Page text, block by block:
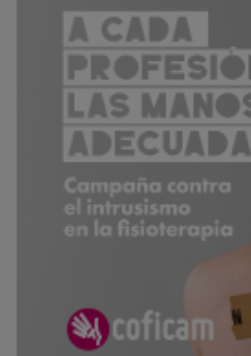
entidad lanza cada año
Premios EmprendeXXI.
convertido en un
territorio y de referencia
Portugal. Además, cuenta
innovación abierta para
PUBLICIDAD